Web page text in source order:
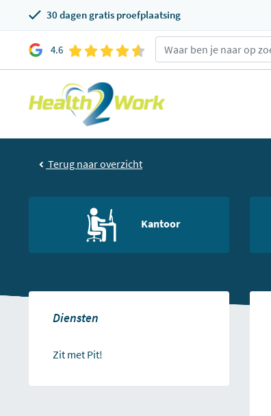
30 dagen gratis proefplaatsing
4.6
Terug naar overzicht
Kantoor
Diensten
Zit met Pit!